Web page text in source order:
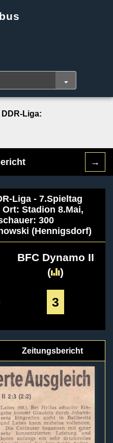
Liga:
→
Liga - 7.Spieltag
Ort: Stadion 8.Mai,
300
(Hennigsdorf)
BFC Dynamo II
(
)
3
Zeitungsbericht